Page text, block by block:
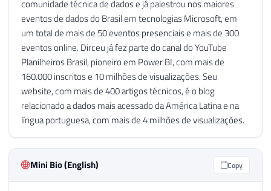
comunidade técnica de dados e já palestrou nos maiores
eventos de dados do Brasil em tecnologias Microsoft, em
um total de mais de 50 eventos presenciais e mais de 300
eventos online. Dirceu já fez parte do canal do YouTube
Planilheiros Brasil, pioneiro em Power BI, com mais de
160.000 inscritos e 10 milhões de visualizações. Seu
website, com mais de 400 artigos técnicos, é o blog
relacionado a dados mais acessado da América Latina e na
língua portuguesa, com mais de 4 milhões de visualizações.
Mini Bio (English) Copy